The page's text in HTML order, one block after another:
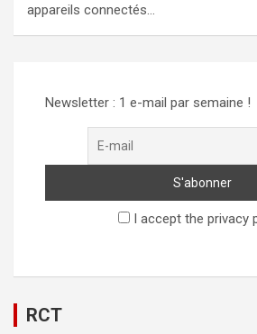
appareils connectés…
Newsletter : 1 e-mail par semaine !
I accept the privacy
RCT